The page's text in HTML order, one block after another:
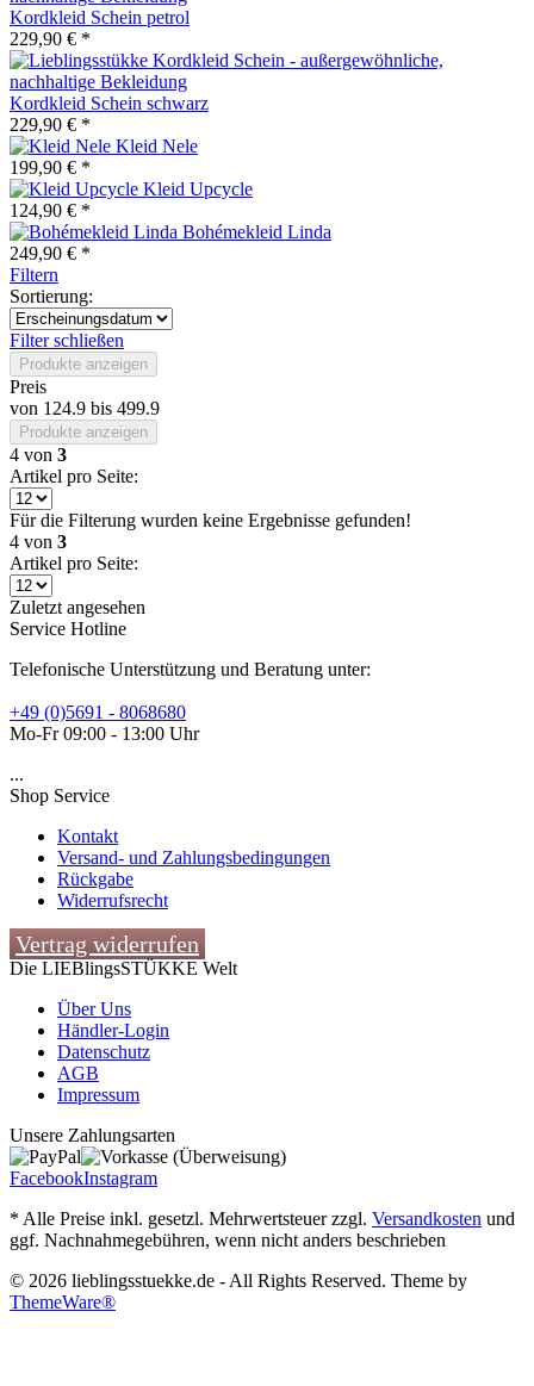
Kordkleid Schein petrol
229,90 € *
Kordkleid Schein schwarz
229,90 € *
Kleid Nele
199,90 € *
Kleid Upcycle
124,90 € *
Bohémekleid Linda
249,90 € *
Filtern
Sortierung:
Filter schließen
Produkte anzeigen
Preis
von 124.9 bis 499.9
Produkte anzeigen
4 von 3
Artikel pro Seite:
Für die Filterung wurden keine Ergebnisse gefunden!
4 von 3
Artikel pro Seite:
Zuletzt angesehen
Service Hotline
Telefonische Unterstützung und Beratung unter:
+49 (0)5691 - 8068680
Mo-Fr 09:00 - 13:00 Uhr
...
Shop Service
Kontakt
Versand- und Zahlungsbedingungen
Rückgabe
Widerrufsrecht
Vertrag widerrufen
Die LIEBlingsSTÜKKE Welt
Über Uns
Händler-Login
Datenschutz
AGB
Impressum
Unsere Zahlungsarten
FacebookInstagram
* Alle Preise inkl. gesetzl. Mehrwertsteuer zzgl. Versandkosten und
ggf. Nachnahmegebühren, wenn nicht anders beschrieben
© 2026 lieblingsstuekke.de - All Rights Reserved. Theme by
ThemeWare®